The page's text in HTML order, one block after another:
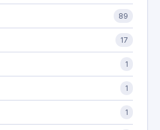
89
17
1
1
1